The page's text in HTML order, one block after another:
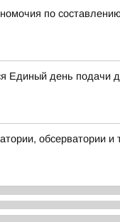
по
Единый день подачи
обсерватории и